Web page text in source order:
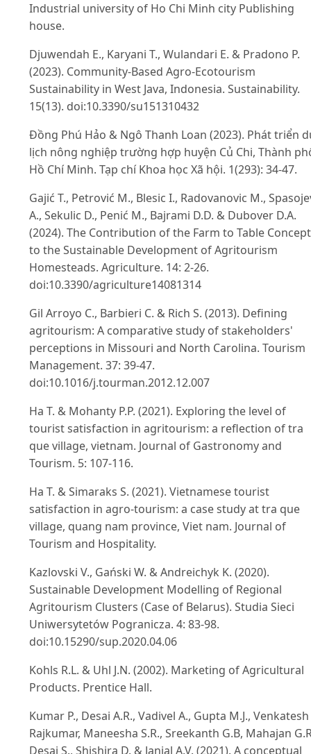
Industrial university of Ho Chi Minh city Publishing
house.
Djuwendah E., Karyani T., Wulandari E. & Pradono P.
(2023). Community-Based Agro-Ecotourism
Sustainability in West Java, Indonesia. Sustainability.
15(13). doi:10.3390/su151310432
Đồng Phú Hảo & Ngô Thanh Loan (2023). Phát triển
lịch nông nghiệp trường hợp huyện Củ Chi, Thành
Hồ Chí Minh. Tạp chí Khoa học Xã hội. 1(293): 34-47.
Gajić T., Petrović M., Blesic I., Radovanovic M.,
A., Sekulic D., Penić M., Bajrami D.D. & Dubover D.A.
(2024). The Contribution of the Farm to Table Concept
to the Sustainable Development of Agritourism
Homesteads. Agriculture. 14: 2-26.
doi:10.3390/agriculture14081314
Gil Arroyo C., Barbieri C. & Rich S. (2013). Defining
agritourism: A comparative study of stakeholders'
perceptions in Missouri and North Carolina. Tourism
Management. 37: 39-47.
doi:10.1016/j.tourman.2012.12.007
Ha T. & Mohanty P.P. (2021). Exploring the level of
tourist satisfaction in agritourism: a reflection of tra
que village, vietnam. Journal of Gastronomy and
Tourism. 5: 107-116.
Ha T. & Simaraks S. (2021). Vietnamese tourist
satisfaction in agro-tourism: a case study at tra que
village, quang nam province, Viet nam. Journal of
Tourism and Hospitality.
Kazlovski V., Gański W. & Andreichyk K. (2020).
Sustainable Development Modelling of Regional
Agritourism Clusters (Case of Belarus). Studia Sieci
Uniwersytetów Pogranicza. 4: 83-98.
doi:10.15290/sup.2020.04.06
Kohls R.L. & Uhl J.N. (2002). Marketing of Agricultural
Products. Prentice Hall.
Kumar P., Desai A.R., Vadivel A., Gupta M.J., Venkatesh
Rajkumar, Maneesha S.R., Sreekanth G.B, Mahajan
Desai S., Shishira D. & Janjal A.V. (2021). A conceptual